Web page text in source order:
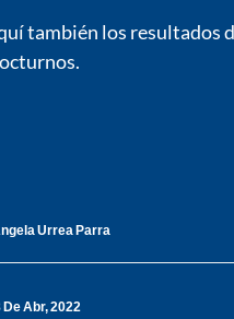
también los resultados
Urrea Parra
Abr, 2022